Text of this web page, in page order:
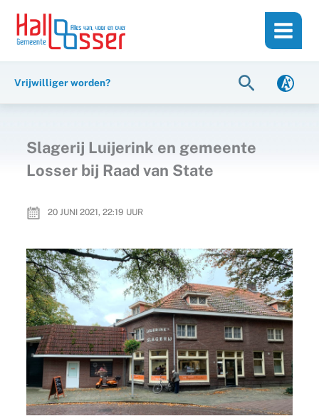
inhoud
naar
Vrijwilliger worden? Zoeken
Slagerij Luijerink en gemeente
Losser bij Raad van State
20 JUNI 2021, 22:19 UUR